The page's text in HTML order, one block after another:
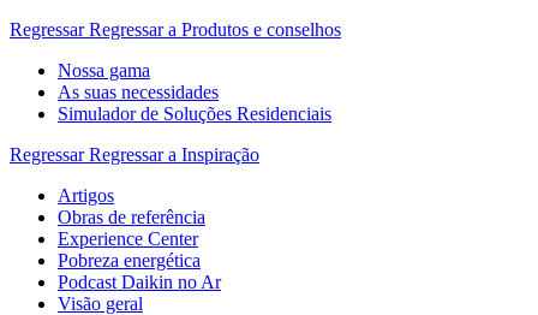
Regressar Regressar a Produtos e conselhos
Nossa gama
As suas necessidades
Simulador de Soluções Residenciais
Regressar Regressar a Inspiração
Artigos
Obras de referência
Experience Center
Pobreza energética
Podcast Daikin no Ar
Visão geral